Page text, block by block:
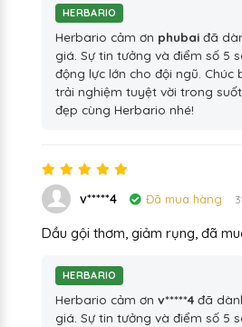
HERBARIO
Herbario cảm ơn phubai đã
giá. Sự tin tưởng và điểm số 5
động lực lớn cho đội ngũ. Chúc
trải nghiệm tuyệt vời trong
đẹp cùng Herbario nhé!
v*****4 Đã mua hàng
Dầu gội thơm, giảm rụng, đã
HERBARIO
Herbario cảm ơn v*****4 đã
giá. Sự tin tưởng và điểm số 5